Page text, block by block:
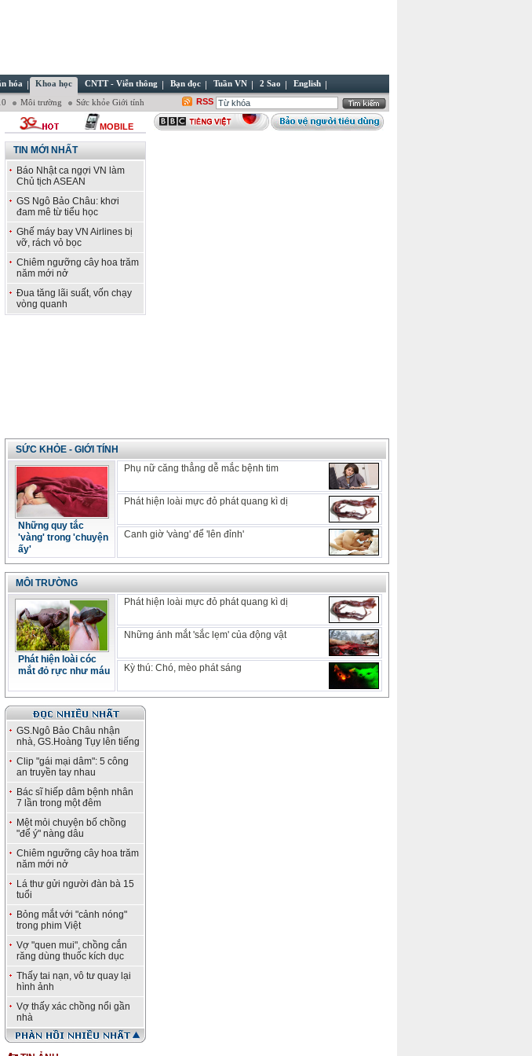
hóa Khoa học CNTT - Viễn thông Bạn đọc Tuần VN 2 Sao English
Môi trường Sức khỏe Giới tính RSS
MOBILE
TIN MỚI NHẤT
Báo Nhật ca ngợi VN làm
Chủ tịch ASEAN
GS Ngô Bảo Châu: khơi
đam mê từ tiểu học
Ghế máy bay VN Airlines bị
vỡ, rách vỏ bọc
Chiêm ngưỡng cây hoa trăm
năm mới nở
Đua tăng lãi suất, vốn chạy
vòng quanh
SỨC KHỎE - GIỚI TÍNH
Những quy tắc
'vàng' trong 'chuyện
ấy'
Phụ nữ căng thẳng dễ mắc bệnh tim
Phát hiện loài mực đỏ phát quang kì dị
Canh giờ 'vàng' để 'lên đỉnh'
MÔI TRƯỜNG
Phát hiện loài cóc
mắt đỏ rực như máu
Phát hiện loài mực đỏ phát quang kì dị
Những ánh mắt 'sắc lẹm' của động vật
Kỳ thú: Chó, mèo phát sáng
GS.Ngô Bảo Châu nhận
nhà, GS.Hoàng Tụy lên tiếng
Clip "gái mại dâm": 5 công
an truyền tay nhau
Bác sĩ hiếp dâm bệnh nhân
7 lần trong một đêm
Mệt mỏi chuyện bố chồng
"để ý" nàng dâu
Chiêm ngưỡng cây hoa trăm
năm mới nở
Lá thư gửi người đàn bà 15
tuổi
Bỏng mắt với "cảnh nóng"
trong phim Việt
Vợ "quen mui", chồng cắn
răng dùng thuốc kích dục
Thấy tai nạn, vô tư quay lại
hình ảnh
Vợ thấy xác chồng nổi gần
nhà